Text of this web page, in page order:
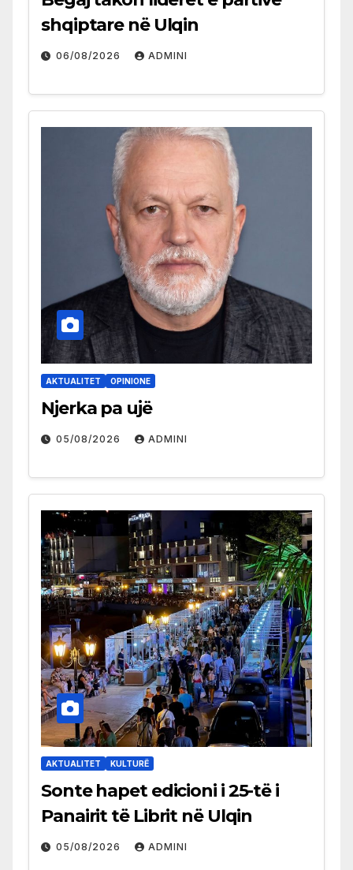
shqiptare në Ulqin
06/08/2026 ADMINI
AKTUALITET OPINIONE
Njerka pa ujë
05/08/2026 ADMINI
AKTUALITET KULTURË
Sonte hapet edicioni i 25-të i
Panairit të Librit në Ulqin
05/08/2026 ADMINI